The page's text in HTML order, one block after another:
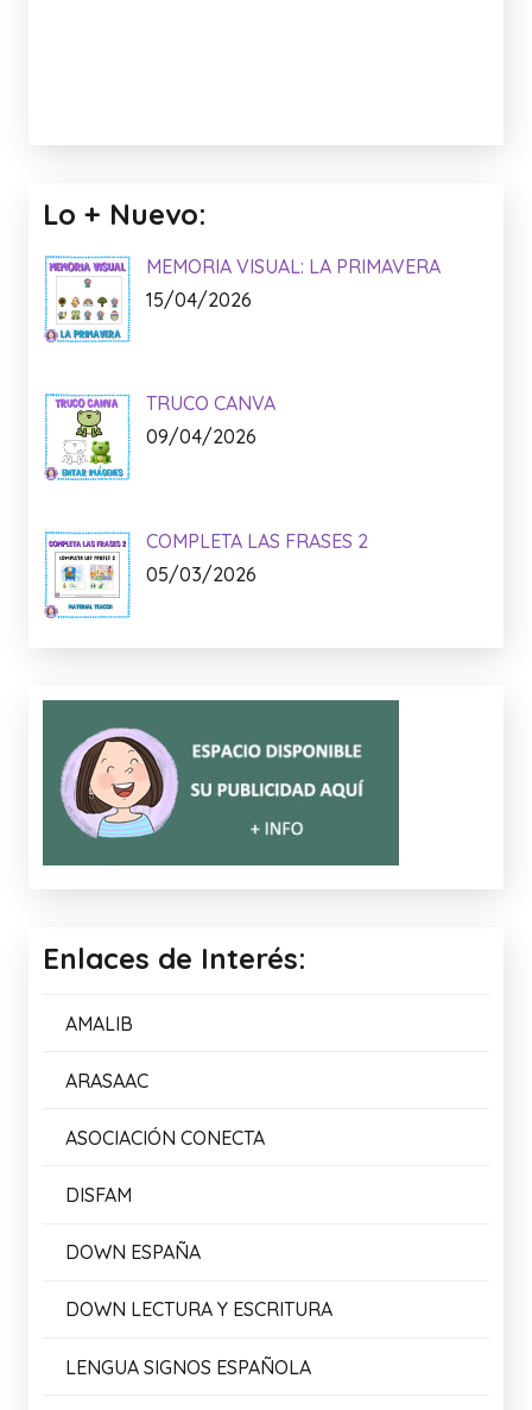
Lo + Nuevo:
MEMORIA VISUAL: LA PRIMAVERA
15/04/2026
TRUCO CANVA
09/04/2026
COMPLETA LAS FRASES 2
05/03/2026
Enlaces de Interés:
AMALIB
ARASAAC
ASOCIACIÓN CONECTA
DISFAM
DOWN ESPAÑA
DOWN LECTURA Y ESCRITURA
LENGUA SIGNOS ESPAÑOLA